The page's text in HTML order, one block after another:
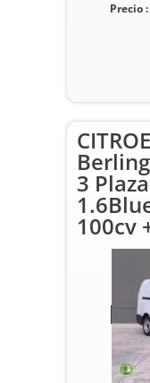
Precio :
3
100cv